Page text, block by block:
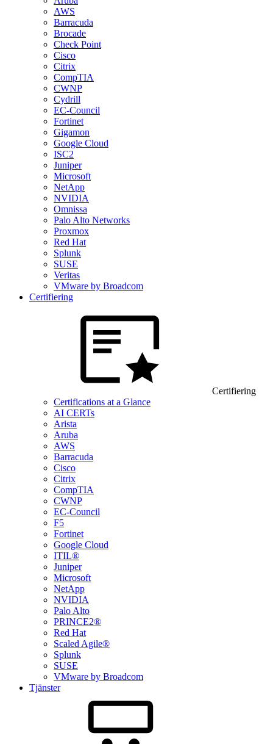
AWS
Barracuda
Brocade
Check Point
Cisco
Citrix
CompTIA
CWNP
Cydrill
EC-Council
Fortinet
Gigamon
Google Cloud
ISC2
Juniper
Microsoft
NetApp
NVIDIA
Omnissa
Palo Alto Networks
Proxmox
Red Hat
Splunk
SUSE
Veritas
VMware by Broadcom
Certifiering
Certifiering
Certifications at a Glance
AI CERTs
Arista
Aruba
AWS
Barracuda
Cisco
Citrix
CompTIA
CWNP
EC-Council
F5
Fortinet
Google Cloud
ITIL®
Juniper
Microsoft
NetApp
NVIDIA
Palo Alto
PRINCE2®
Red Hat
Scaled Agile®
Splunk
SUSE
VMware by Broadcom
Tjänster